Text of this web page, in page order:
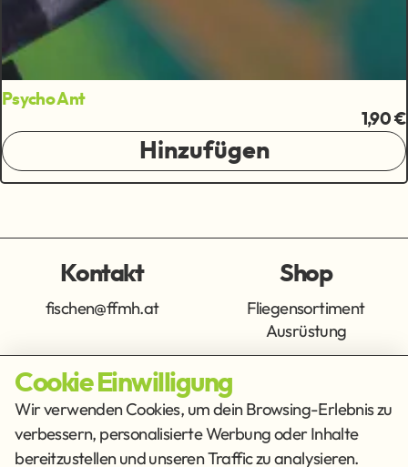
Psycho Ant
1,90 €
Hinzufügen
Kontakt
fischen@ffmh.at
Shop
Fliegensortiment
Ausrüstung
Info
Impressum
Datenschutz
Get Social
Cookie Einwilligung
Wir verwenden Cookies, um dein Browsing-Erlebnis zu
verbessern, personalisierte Werbung oder Inhalte
bereitzustellen und unseren Traffic zu analysieren.